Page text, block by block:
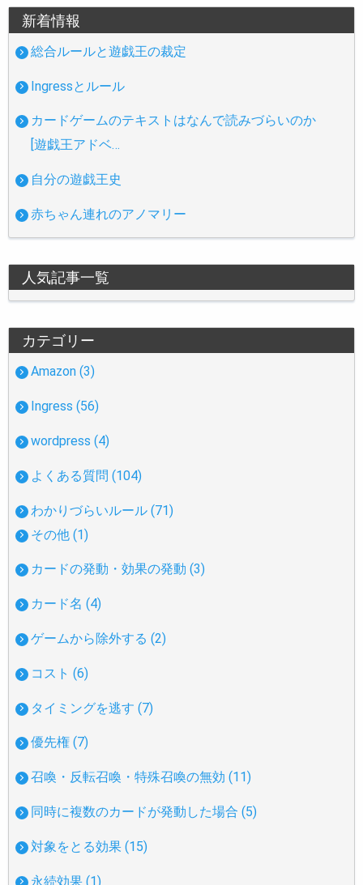
新着情報
総合ルールと遊戯王の裁定
Ingressとルール
カードゲームのテキストはなんで読みづらいのか
[遊戯王アドベ…
自分の遊戯王史
赤ちゃん連れのアノマリー
人気記事一覧
カテゴリー
Amazon (3)
Ingress (56)
wordpress (4)
よくある質問 (104)
わかりづらいルール (71)
その他 (1)
カードの発動・効果の発動 (3)
カード名 (4)
ゲームから除外する (2)
コスト (6)
タイミングを逃す (7)
優先権 (7)
召喚・反転召喚・特殊召喚の無効 (11)
同時に複数のカードが発動した場合 (5)
対象をとる効果 (15)
永続効果 (1)